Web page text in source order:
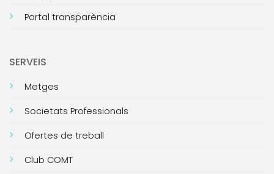
Portal transparència
SERVEIS
Metges
Societats Professionals
Ofertes de treball
Club COMT